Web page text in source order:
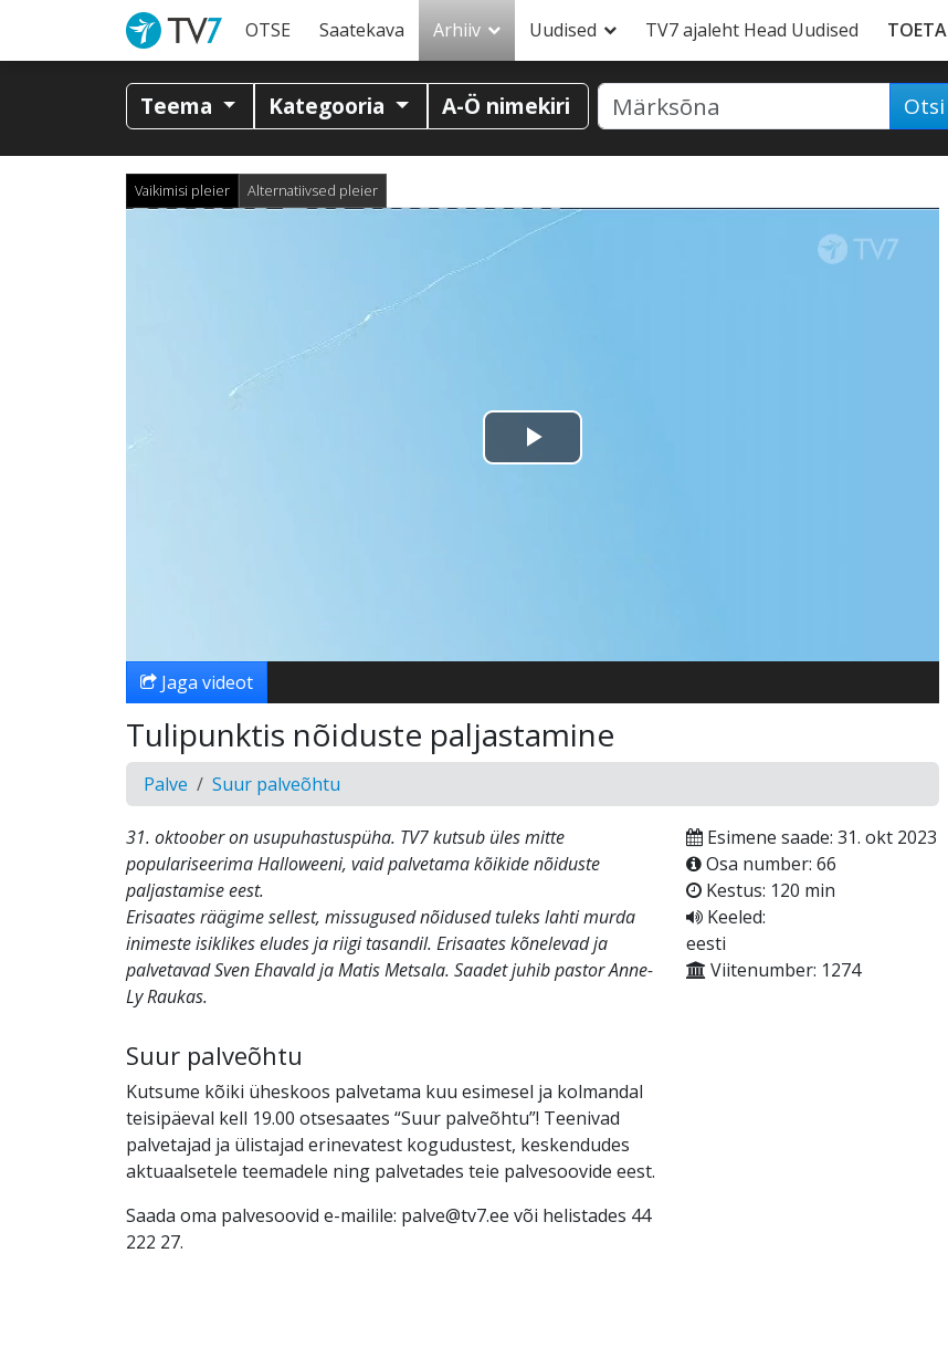
OTSE Saatekava Arhiiv Uudised TV7 ajaleht Head Uudised TOETA
Teema Kategooria A-Ö nimekiri Otsi
Vaikimisi pleier Alternatiivsed pleier
Esita
Jaga videot
Tulipunktis nõiduste paljastamine
Palve Suur palveõhtu
31. oktoober on usupuhastuspüha. TV7 kutsub üles mitte
populariseerima Halloweeni, vaid palvetama kõikide nõiduste
paljastamise eest.
Erisaates räägime sellest, missugused nõidused tuleks lahti murda
inimeste isiklikes eludes ja riigi tasandil. Erisaates kõnelevad ja
palvetavad Sven Ehavald ja Matis Metsala. Saadet juhib pastor Anne-
Ly Raukas.
Suur palveõhtu
Kutsume kõiki üheskoos palvetama kuu esimesel ja kolmandal
teisipäeval kell 19.00 otsesaates “Suur palveõhtu”! Teenivad
palvetajad ja ülistajad erinevatest kogudustest, keskendudes
aktuaalsetele teemadele ning palvetades teie palvesoovide eest.
Saada oma palvesoovid e-mailile: palve@tv7.ee või helistades 44
222 27.
Esimene saade: 31. okt 2023
Osa number: 66
Kestus: 120 min
Keeled:
eesti
Viitenumber: 1274